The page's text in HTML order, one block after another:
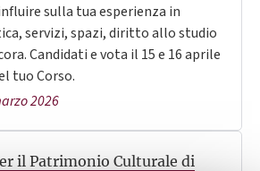
sulla tua esperienza in
servizi, spazi, diritto allo studio
Candidati e vota il 15 e 16 aprile
tuo Corso.
2026
il Patrimonio Culturale di